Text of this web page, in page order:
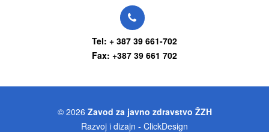
Tel: + 387 39 661-702
Fax: +387 39 661 702
© 2026 Zavod za javno zdravstvo ŽZH
Razvoj i dizajn - ClickDesign